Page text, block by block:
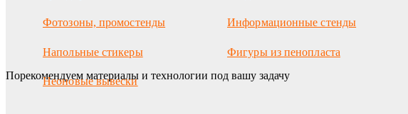
Фотозоны, промостенды
Напольные стикеры
Неоновые вывески
Информационные стенды
Фигуры из пенопласта
Порекомендуем материалы и технологии под вашу задачу